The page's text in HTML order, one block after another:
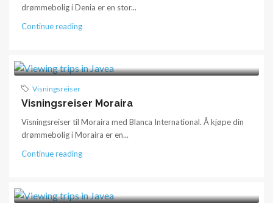
drømmebolig i Denia er en stor...
Continue reading
Visningsreiser
Visningsreiser Moraira
Visningsreiser til Moraira med Blanca International. Å kjøpe din
drømmebolig i Moraira er en...
Continue reading